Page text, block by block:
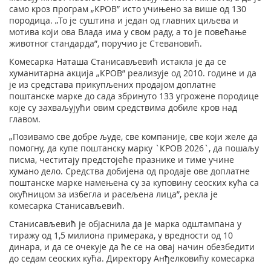
само кроз програм „КРОВ” исто учињено за више од 130
породица. „То је суштина и један од главних циљева и
мотива који ова Влада има у свом раду, а то је повећање
животног стандарда”, поручио је Стевановић.
Комесарка Наташа Станисављевић истакла је да се
хуманитарна акција „КРОВ” реализује од 2010. године и да
је из средстава прикупљених продајом доплатне
поштанске марке до сада збринуто 133 угроженe породицe
које су захваљујући овим средствима добиле кров над
главом.
„Позивамо све добре људе, све компаније, све који желе да
помогну, да купе поштанску марку `КРОВ 2026`, да пошаљу
писма, честитају предстојеће празнике и тиме учине
хумано дело. Средства добијена од продаје ове доплатне
поштанске марке намењена су за куповину сеоских кућа са
окућницом за избегла и расељена лица”, рекла је
комесарка Станисављевић.
Станисављевић је објаснила да је марка одштампана у
тиражу од 1,5 милиона примерака, у вредности од 10
динара, и да се очекује да ће се на овај начин обезбедити
до седам сеоских кућа. Директору Анђелковићу комесарка